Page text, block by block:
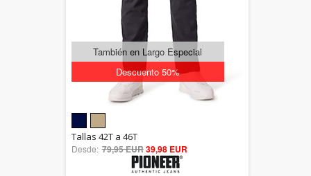
Descuento 50%
También en Largo Especial
5.00
out of 5
Tallas 42T a 46T
Desde: 79,95 EUR39,98 EUR